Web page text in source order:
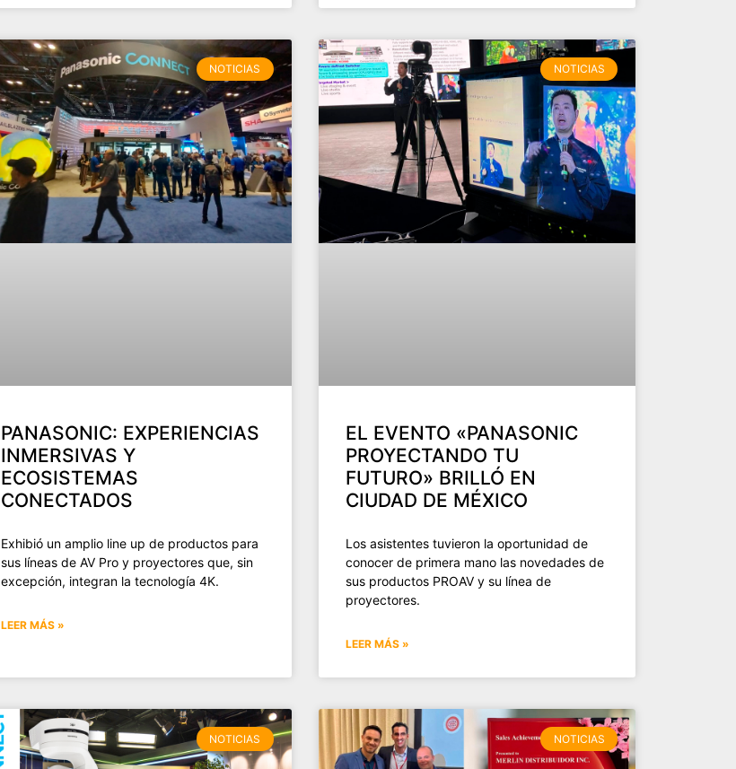
NOTICIAS
PANASONIC: EXPERIENCIAS
INMERSIVAS Y
ECOSISTEMAS
CONECTADOS
Exhibió un amplio line up de productos para
sus líneas de AV Pro y proyectores que, sin
excepción, integran la tecnología 4K.
LEER MÁS »
NOTICIAS
EL EVENTO «PANASONIC
PROYECTANDO TU
FUTURO» BRILLÓ EN
CIUDAD DE MÉXICO
Los asistentes tuvieron la oportunidad de
conocer de primera mano las novedades de
sus productos PROAV y su línea de
proyectores.
LEER MÁS »
NOTICIAS NOTICIAS